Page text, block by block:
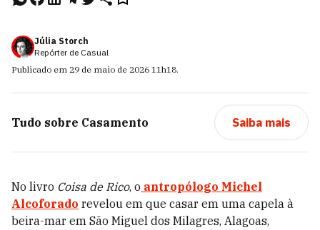
Júlia Storch
Repórter de Casual
Publicado em 29 de maio de 2026 11h18.
Tudo sobre Casamento Saiba mais
No livro Coisa de Rico, o antropólogo Michel
Alcoforado revelou em que casar em uma capela à
beira-mar em São Miguel dos Milagres, Alagoas,